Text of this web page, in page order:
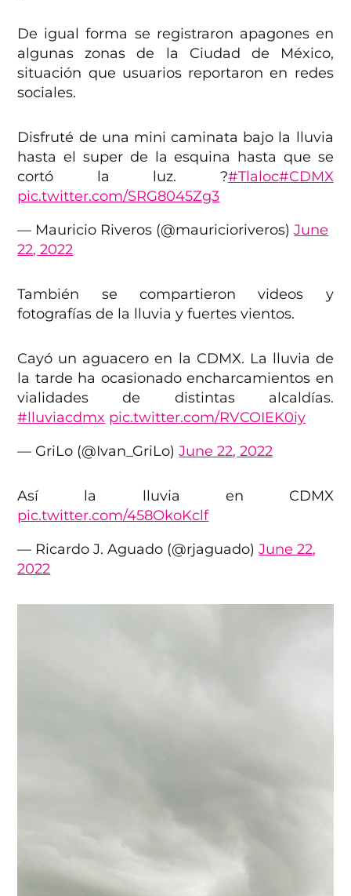
De igual forma se registraron apagones en
algunas zonas de la Ciudad de México,
situación que usuarios reportaron en redes
sociales.
Disfruté de una mini caminata bajo la lluvia
hasta el super de la esquina hasta que se
cortó la luz. ?#Tlaloc#CDMX
pic.twitter.com/SRG8045Zg3
— Mauricio Riveros (@mauricioriveros)June
22, 2022
También se compartieron videos y
fotografías de la lluvia y fuertes vientos.
Cayó un aguacero en la CDMX. La lluvia de
la tarde ha ocasionado encharcamientos en
vialidades de distintas alcaldías.
#lluviacdmx pic.twitter.com/RVCOIEK0iy
— GriLo (@Ivan_GriLo)June 22, 2022
Así la lluvia en CDMX
pic.twitter.com/458OkoKclf
— Ricardo J. Aguado (@rjaguado)June 22,
2022